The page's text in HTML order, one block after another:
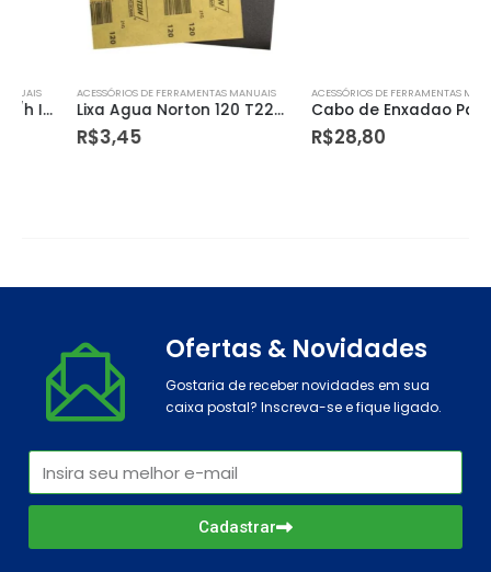
ACESSÓRIOS DE FERRAMENTAS MANUAIS
Lixa Agua Norton 120 T223 com 50 Peças
3,45
ACESSÓRIOS DE FERRAMENTAS MANUAIS
Cabo de Enxadao Paraboni
28,80
Ofertas & Novidades
Gostaria de receber novidades em sua
caixa postal? Inscreva-se e fique ligado.
Cadastrar